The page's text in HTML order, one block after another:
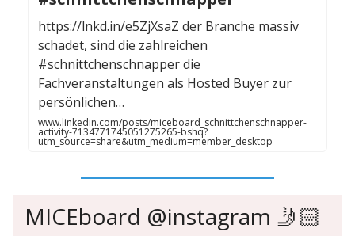
https://lnkd.in/e5ZjXsaZ der Branche massiv
schadet, sind die zahlreichen
#schnittchenschnapper die
Fachveranstaltungen als Hosted Buyer zur
persönlichen…
www.linkedin.com/posts/miceboard_schnittchenschnapper-
activity-7134771745051275265-bshq?
utm_source=share&utm_medium=member_desktop
MICEboard @instagram 🤳🏻